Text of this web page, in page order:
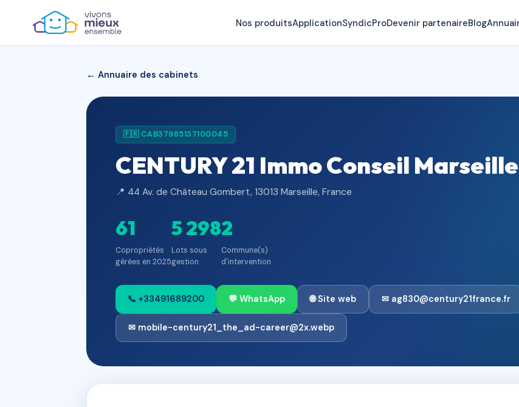
Nos produitsApplicationSyndicProDevenir partenaireBlog
← Annuaire des cabinets
🇫🇷 CAB37985137100045
CENTURY 21 Immo Conseil Marseille
📍 44 Av. de Château Gombert, 13013 Marseille, France
61
Copropriétés
gérées en 2025
5 298
Lots sous
gestion
2
Commune(s)
d'intervention
📞 +33491689200 💬 WhatsApp 🌐 Site web ✉ ag830@century21france.fr
✉ mobile-century21_the_ad-career@2x.webp